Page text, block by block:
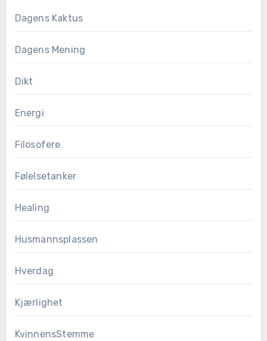
Dagens Kaktus
Dagens Mening
Dikt
Energi
Filosofere
Følelsetanker
Healing
Husmannsplassen
Hverdag
Kjærlighet
KvinnensStemme